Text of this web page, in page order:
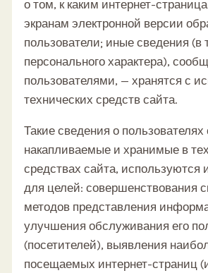
о том, к каким интернет-
экранам электронной версии
пользователи; иные сведения (в
персонального характера),
пользователями, — хранятся с
технических средств сайта.
Такие сведения о пользователях
накапливаемые и хранимые в
средствах сайта, используются
для целей: совершенствования
методов представления
улучшения обслуживания его
(посетителей), выявления
посещаемых интернет-страниц